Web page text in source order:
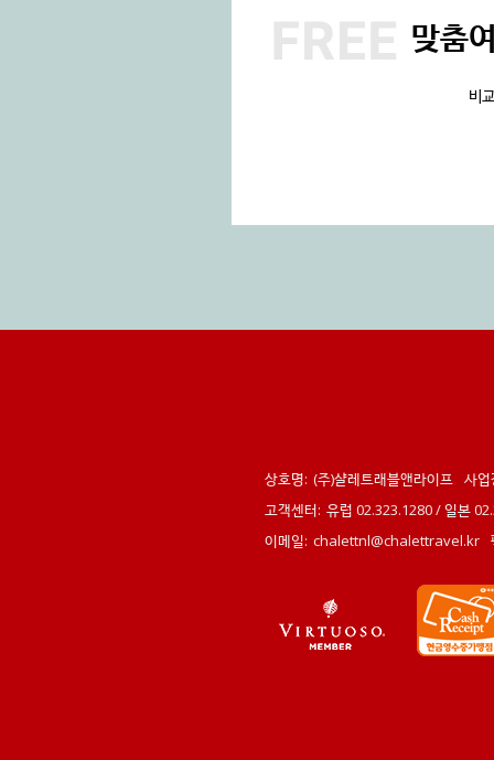
맞춤
비
상호명: (주)샬레트래블앤라이프 사
고객센터: 유럽 02.323.1280 / 일본
이메일: chalettnl@chalettravel.kr